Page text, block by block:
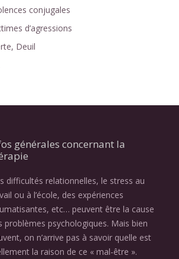
conjugales
d’agressions
Deuil
générales concernant la
difficultés relationnelles, le stress au
ou à l’école, des expériences
etc… peuvent être la cause
problèmes psychologiques. Mais bien
on n’arrive pas à savoir quelle est
la raison de ce « mal-être ».